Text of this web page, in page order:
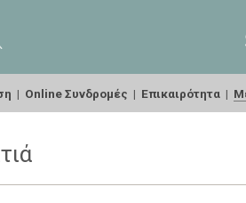
| Online Συνδρομές | Επικαιρότητα |